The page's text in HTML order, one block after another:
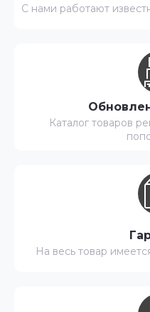
С нами работают
Каталог товаров
На весь товар